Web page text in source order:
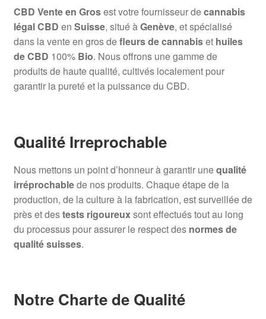
CBD Vente en Grosest votre fournisseur decannabis
légal CBD en Suisse, situé àGenève, et spécialisé
dans la vente en gros defleurs de cannabiset huiles
de CBD 100% Bio. Nous offrons une gamme de
produits de haute qualité, cultivés localement pour
garantir la pureté et la puissance du CBD.
Qualité Irreprochable
Nous mettons un point d’honneur à garantir unequalité
irréprochablede nos produits. Chaque étape de la
production, de la culture à la fabrication, est surveillée de
près et destests rigoureuxsont effectués tout au long
du processus pour assurer le respect des normes de
qualité suisses.
Notre Charte de Qualité